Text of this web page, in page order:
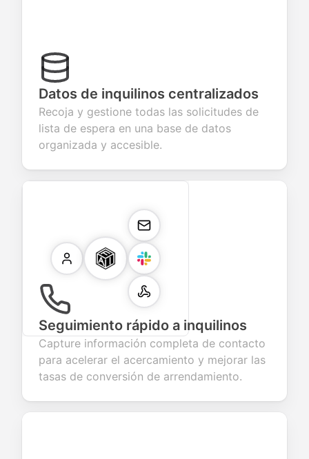
Datos de inquilinos centralizados
Recoja y gestione todas las solicitudes de
lista de espera en una base de datos
organizada y accesible.
Seguimiento rápido a inquilinos
Capture información completa de contacto
para acelerar el acercamiento y mejorar las
tasas de conversión de arrendamiento.